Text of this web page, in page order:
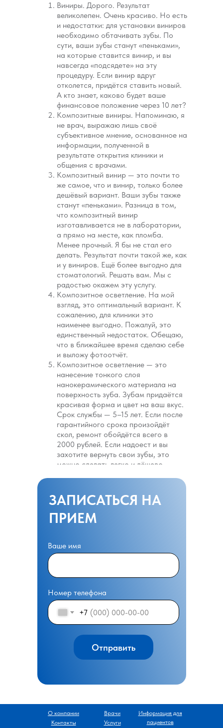
Виниры. Дорого. Результат
великолепен. Очень красиво. Но есть
и недостатки: для установки виниров
необходимо обтачивать зубы. По
сути, ваши зубы станут «пеньками»,
на которые ставится винир, и вы
навсегда «подсядете» на эту
процедуру. Если винир вдруг
отколется, придётся ставить новый.
А кто знает, каково будет ваше
финансовое положение через 10 лет?
Композитные виниры. Напоминаю, я
не врач, выражаю лишь своё
субъективное мнение, основанное на
информации, полученной в
результате открытия клиники и
общения с врачами.
Композитный винир — это почти то
же самое, что и винир, только более
дешёвый вариант. Ваши зубы также
станут «пеньками». Разница в том,
что композитный винир
изготавливается не в лаборатории,
а прямо на месте, как пломба.
Менее прочный. Я бы не стал его
делать. Результат почти такой же, как
и у виниров. Ещё более выгодно для
стоматологий. Решать вам. Мы с
радостью окажем эту услугу.
Композитное осветление. На мой
взгляд, это оптимальный вариант. К
сожалению, для клиники это
наименее выгодно. Пожалуй, это
единственный недостаток. Обещаю,
что в ближайшее время сделаю себе
и выложу фотоотчёт.
Композитное осветление — это
нанесение тонкого слоя
нанокерамического материала на
поверхность зуба. Зубам придаётся
красивая форма и цвет на ваш вкус.
Срок службы — 5–15 лет. Если после
гарантийного срока произойдёт
скол, ремонт обойдётся всего в
2000 рублей. Если надоест и вы
захотите вернуть свои зубы, это
можно сделать легко и дёшево.
ЗАПИСАТЬСЯ НА
ПРИЕМ
Ваше имя
Номер телефона
+7
Отправить
О компании
Услуги
Врачи
Информация для
пациентов
Контакты